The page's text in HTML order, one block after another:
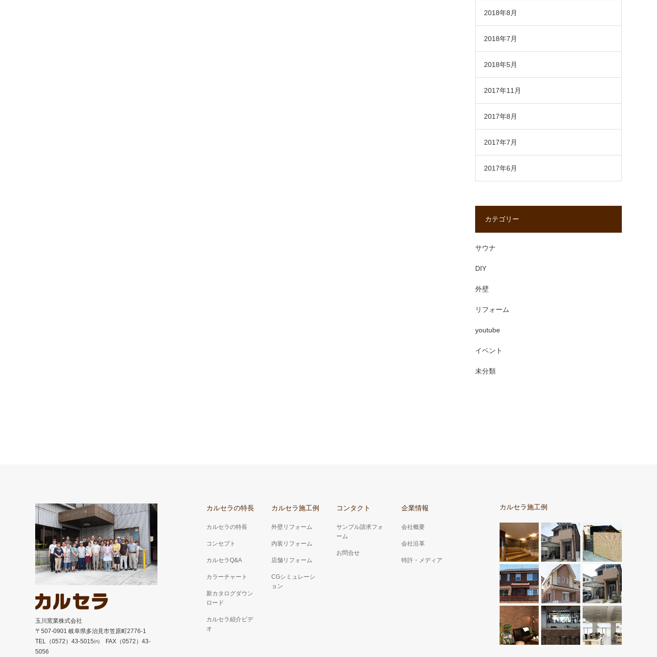
2018年8月
2018年7月
2018年5月
2017年11月
2017年8月
2017年7月
2017年6月
カテゴリー
サウナ
DIY
外壁
リフォーム
youtube
イベント
未分類
カルセラの特長
カルセラの特長
コンセプト
カルセラQ&A
カラーチャート
新カタログダウン
ロード
カルセラ紹介ビデ
オ
カルセラ施工例
外壁リフォーム
内装リフォーム
店舗リフォーム
CGシミュレーシ
ョン
コンタクト
サンプル請求フォ
ーム
お問合せ
企業情報
会社概要
会社沿革
特許・メディア
カルセラ施工例
玉川窯業株式会社
〒507-0901 岐阜県多治見市笠原町2776-1
TEL（0572）43-5015㈹ FAX（0572）43-
5056